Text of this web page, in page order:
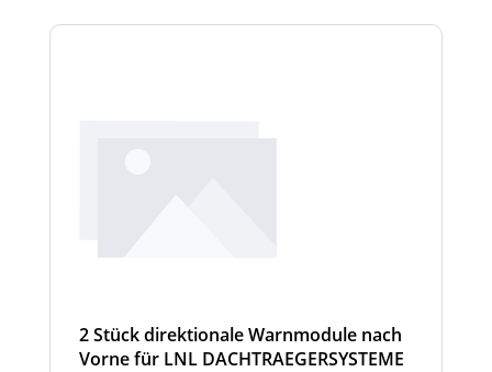
2 Stück direktionale Warnmodule nach
Vorne für LNL DACHTRAEGERSYSTEME